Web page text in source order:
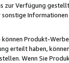
zur Verfügung
Produkt-
erteilt haben,
Wenn Sie